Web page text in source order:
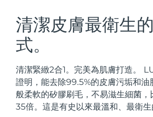
清潔皮膚最衛生
式。
清潔緊緻2合1。完美為肌膚打造。
證明，能去除99.5%的皮膚污垢和油
般柔軟的矽膠刷毛，不易滋生細菌，
35倍。這是有史以來最溫和、最衛生
LUNA™ 4 套裝
Anti-aging massage
BEAR™ 2 套裝
Microcurrent toning
奧地利 預計送
巴林
比利時 預計送達
百慕達 預計送
波士尼亞與赫塞哥維納 預計送